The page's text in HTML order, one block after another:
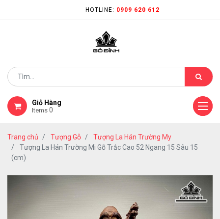
HOTLINE: 0909 620 612
Giỏ Hàng
Items 0
Trang chủ Tượng Gỗ
Tượng La Hán Trường My
Tượng La Hán Trường Mi Gỗ Trắc Cao 52 Ngang 15 Sâu 15
(cm)